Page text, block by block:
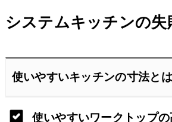
システムキッチンの
使いやすいキッチンの寸法とは
使いやすいワークトップ